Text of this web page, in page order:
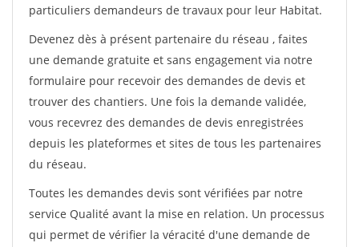
particuliers demandeurs de travaux pour leur Habitat.
Devenez dès à présent partenaire du réseau , faites
une demande gratuite et sans engagement via notre
formulaire pour recevoir des demandes de devis et
trouver des chantiers. Une fois la demande validée,
vous recevrez des demandes de devis enregistrées
depuis les plateformes et sites de tous les partenaires
du réseau.
Toutes les demandes devis sont vérifiées par notre
service Qualité avant la mise en relation. Un processus
qui permet de vérifier la véracité d'une demande de